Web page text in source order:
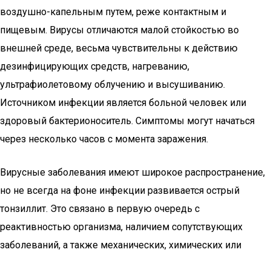
воздушно-капельным путем, реже контактным и
пищевым. Вирусы отличаются малой стойкостью во
внешней среде, весьма чувствительны к действию
дезинфицирующих средств, нагреванию,
ультрафиолетовому облучению и высушиванию.
Источником инфекции является больной человек или
здоровый бактерионоситель. Симптомы могут начаться
через несколько часов с момента заражения.
Вирусные заболевания имеют широкое распространение,
но не всегда на фоне инфекции развивается острый
тонзиллит. Это связано в первую очередь с
реактивностью организма, наличием сопутствующих
заболеваний, а также механических, химических или